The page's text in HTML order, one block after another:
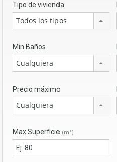
Tipo de vivienda
Todos los tipos
Min Baños
Cualquiera
Precio máximo
Cualquiera
Max Superficie (m²)